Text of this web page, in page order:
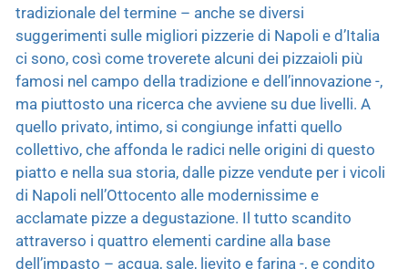
tradizionale del termine – anche se diversi
suggerimenti sulle migliori pizzerie di Napoli e d’Italia
ci sono, così come troverete alcuni dei pizzaioli più
famosi nel campo della tradizione e dell’innovazione -,
ma piuttosto una ricerca che avviene su due livelli. A
quello privato, intimo, si congiunge infatti quello
collettivo, che affonda le radici nelle origini di questo
piatto e nella sua storia, dalle pizze vendute per i vicoli
di Napoli nell’Ottocento alle modernissime e
acclamate pizze a degustazione. Il tutto scandito
attraverso i quattro elementi cardine alla base
dell’impasto – acqua, sale, lievito e farina -, e condito